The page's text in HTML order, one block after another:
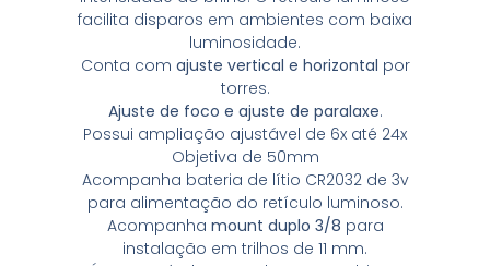
facilita disparos em ambientes com baixa
luminosidade.
Conta com ajuste vertical e horizontal por
torres.
Ajuste de foco e ajuste de paralaxe.
Possui ampliação ajustável de 6x até 24x
Objetiva de 50mm
Acompanha bateria de lítio CR2032 de 3v
para alimentação do retículo luminoso.
Acompanha mount duplo 3/8 para
instalação em trilhos de 11 mm.